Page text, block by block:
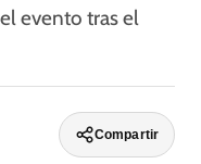
evento tras el
Compartir